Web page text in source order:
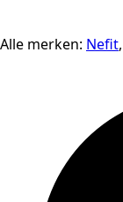
Alle merken: Nefit